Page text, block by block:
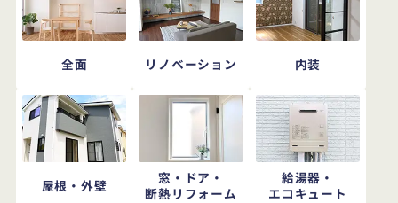
全面 リノベーション 内装
屋根・外壁
窓・ドア・
断熱リフォーム
給湯器・
エコキュート